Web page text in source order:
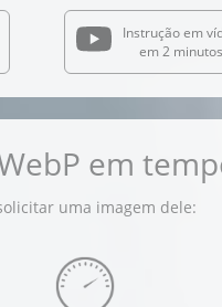
Instrução em
em 2 minutos
em
uma imagem dele: